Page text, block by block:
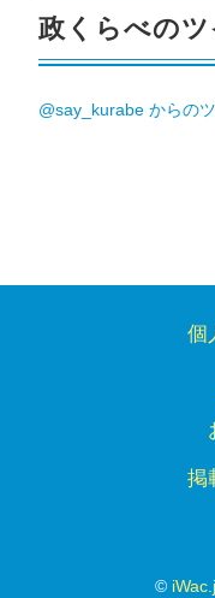
政くらべのツ
@say_kurabe からの
個
掲
©